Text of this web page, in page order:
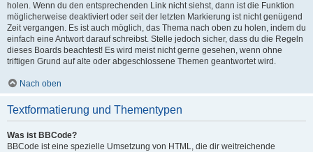
holen. Wenn du den entsprechenden Link nicht siehst, dann ist die Funktion
möglicherweise deaktiviert oder seit der letzten Markierung ist nicht genügend
Zeit vergangen. Es ist auch möglich, das Thema nach oben zu holen, indem du
einfach eine Antwort darauf schreibst. Stelle jedoch sicher, dass du die Regeln
dieses Boards beachtest! Es wird meist nicht gerne gesehen, wenn ohne
triftigen Grund auf alte oder abgeschlossene Themen geantwortet wird.
Nach oben
Textformatierung und Thementypen
Was ist BBCode?
BBCode ist eine spezielle Umsetzung von HTML, die dir weitreichende